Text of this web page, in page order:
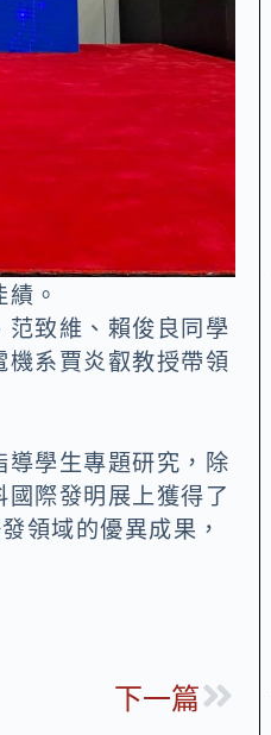
。
范致維、賴俊良同學
系賈炎叡教授帶領
學生專題研究，除
際發明展上獲得了
領域的優異成果，
下一篇